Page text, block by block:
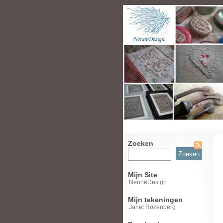
Zoeken
Zoeken
naar:
Mijn Site
NenneDesign
Mijn tekeningen
Janet Rozenberg